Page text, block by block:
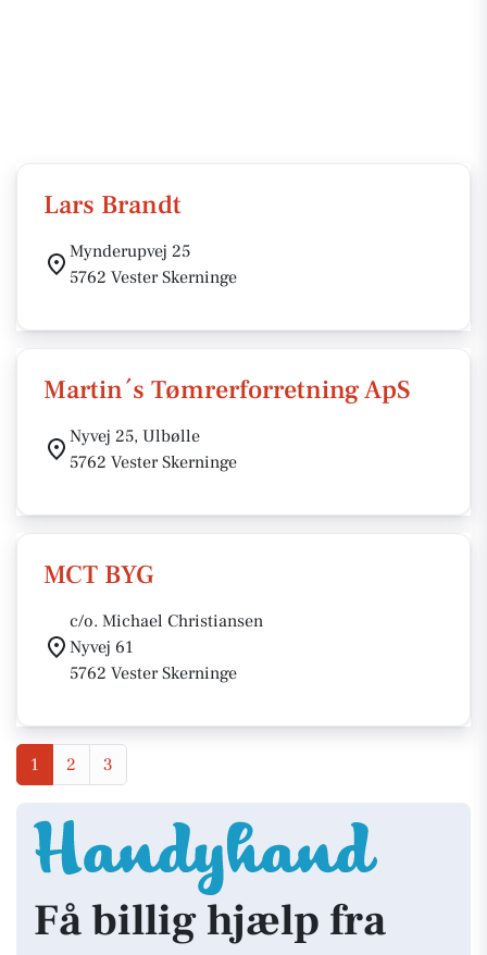
Lars Brandt
Mynderupvej 25
5762 Vester Skerninge
Martin´s Tømrerforretning ApS
Nyvej 25, Ulbølle
5762 Vester Skerninge
MCT BYG
c/o. Michael Christiansen
Nyvej 61
5762 Vester Skerninge
1 2 3
Få billig hjælp fra